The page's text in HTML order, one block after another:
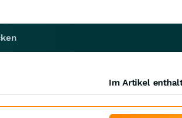
Im Artikel